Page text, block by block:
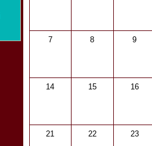
7 8 9
14 15 16
21 22 23